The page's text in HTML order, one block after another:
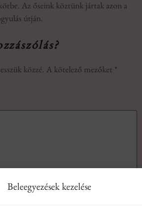
Beleegyezések kezelése
Az őseink köztünk jártak azon a
útján.
közzé. A kötelező mezőket *